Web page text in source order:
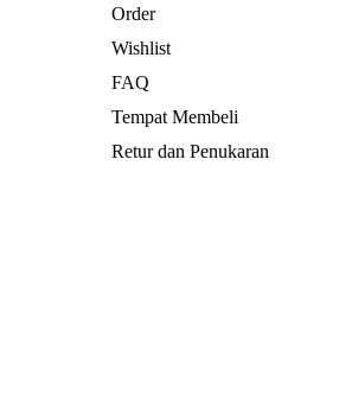
Order
Wishlist
FAQ
Tempat Membeli
Retur dan Penukaran